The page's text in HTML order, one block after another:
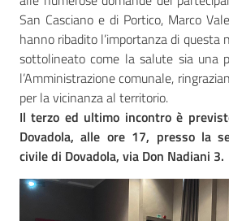
San Casciano e di Portico, Marco
hanno ribadito l’importanza di questa
sottolineato come la salute sia una
l’Amministrazione comunale,
per la vicinanza al territorio.
Il terzo ed ultimo incontro è
Dovadola, alle ore 17, presso la
civile di Dovadola, via Don Nadiani 3.